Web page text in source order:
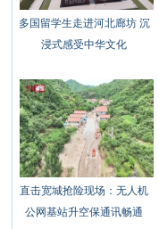
多国留学生走进河北廊坊 沉
浸式感受中华文化
直击宽城抢险现场：无人机
公网基站升空保通讯畅通